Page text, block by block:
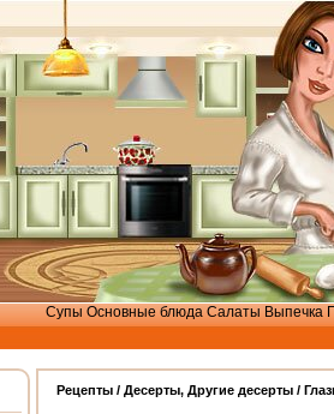
Супы Основные блюда Салаты Выпечка
Рецепты / Десерты, Другие десерты /